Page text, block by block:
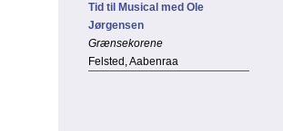
Tid til Musical med Ole
Jørgensen
Grænsekorene
Felsted, Aabenraa